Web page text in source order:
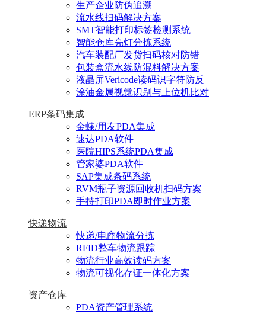
生产企业防伪追溯
流水线扫码解决方案
SMT智能打印标签检测系统
智能仓库亮灯分拣系统
汽车装配厂发货扫码核对防错
包装盒流水线防混料解决方案
液晶屏Vericode读码识字符防反
涂油金属视觉识别与上位机比对
ERP条码集成
金蝶/用友PDA集成
速达PDA软件
医院HIPS系统PDA集成
管家婆PDA软件
SAP集成条码系统
RVM瓶子资源回收机扫码方案
手持打印PDA即时作业方案
快递物流
快递/电商物流分拣
RFID整车物流跟踪
物流行业高效读码方案
物流可视化存证一体化方案
资产仓库
PDA资产管理系统